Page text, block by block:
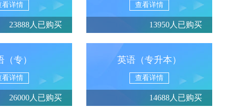
看详情
23888人已购买
查看详情
13950人已购买
（专）
看详情
26000人已购买
英语（专升本）
查看详情
14688人已购买